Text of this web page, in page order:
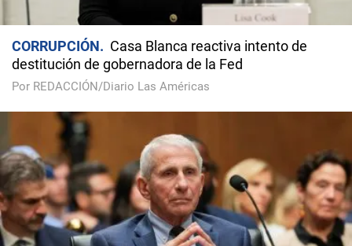
CORRUPCIÓN
Casa Blanca reactiva intento de
destitución de gobernadora de la Fed
Por REDACCIÓN/Diario Las Américas